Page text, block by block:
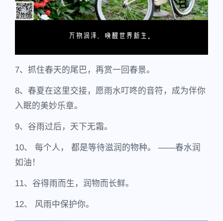
7、抓住春天的尾巴，再赏一回春景。
8、春夏在这里交接，愿雨水叮咚的音符，成为伴你
入眠的美妙乐章。
9、谷雨过后，天下无霜。
10、 每个人， 都是等待滋润的物种。 ——春水润
如油！
11、谷得雨而生，润物而长鲜。
12、 风雨中保护你。